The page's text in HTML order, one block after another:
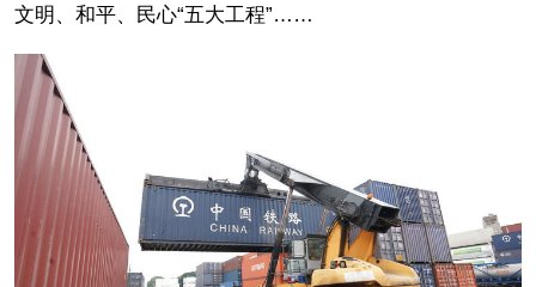
文明、和平、民心“五大工程”……